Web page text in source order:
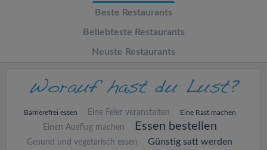
Beste Restaurants
Beliebteste Restaurants
Neuste Restaurants
Barrierefrei essen Eine Feier veranstalten Eine Rast machen
Einen Ausflug machen Essen bestellen
Gesund und vegetarisch essen Günstig satt werden